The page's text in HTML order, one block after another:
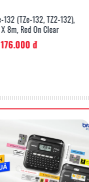
132 (TZe-132, TZ2-132),
8m, Red On Clear
176.000 đ